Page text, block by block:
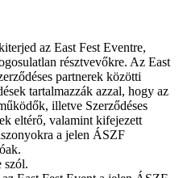
az East Fest Eventre,
résztvevőkre. Az East
partnerek közötti
tartalmazzák azzal, hogy az
illetve Szerződéses
eltérő, valamint kifejezett
a jelen ÁSZF
szól.